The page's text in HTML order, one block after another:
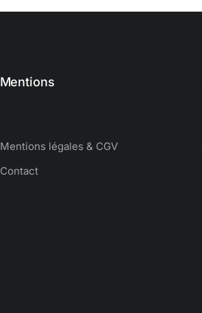
Mentions
Mentions légales & CGV
Contact